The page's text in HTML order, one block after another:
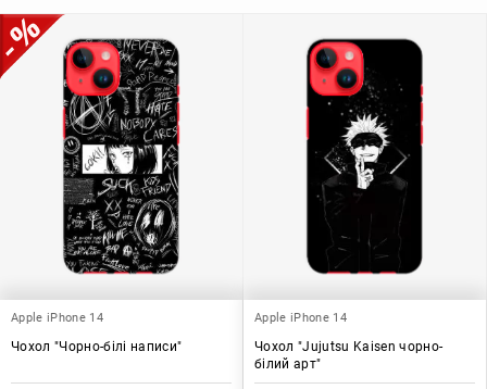
Apple iPhone 14
Чохол "Чорно-білі написи"
Apple iPhone 14
Чохол "Jujutsu Kaisen чорно-
білий арт"